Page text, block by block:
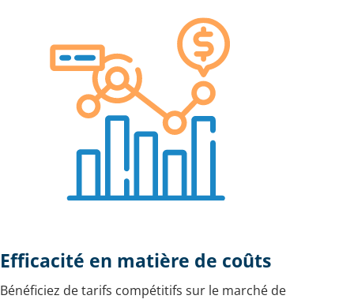
Efficacité en matière de coûts
Bénéficiez de tarifs compétitifs sur le marché de